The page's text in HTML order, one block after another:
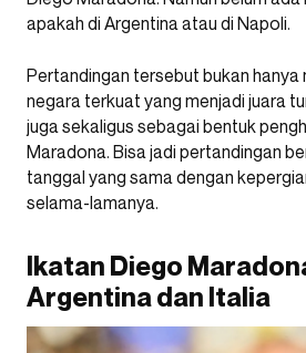
apakah di Argentina atau di Napoli.
Pertandingan tersebut bukan
negara terkuat yang menjadi juara
juga sekaligus sebagai bentuk
Maradona. Bisa jadi pertandingan
tanggal yang sama dengan
selama-lamanya.
Ikatan Diego
Argentina dan Italia